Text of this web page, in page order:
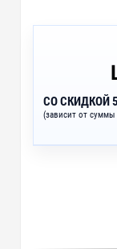
СО СКИДКОЙ
(зависит от суммы